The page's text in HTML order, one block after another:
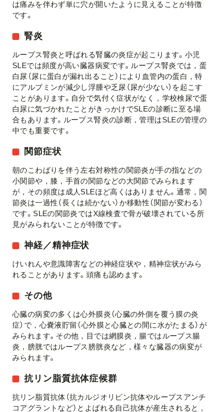
は痛みを伴わず単に穴が開いたように見えることが特徴
です。
腎炎
ループス腎炎と呼ばれる腎臓の炎症が起こります。小児
SLEでは頻度が高い臓器病変です。ループス腎炎では，蛋
白尿（尿に蛋白が漏れ出ること）により血管内の蛋白，特
にアルブミンが減少し浮腫や乏尿（尿が少ない）を起こす
ことがあります。自分で気付く症状がなく，学校検尿で蛋
白尿に気づかれたことがきっかけでSLEの診断に至る場
合もあります。ループス腎炎の診断，管理はSLEの管理の
中でも重要です。
関節症状
朝のこわばりを伴う左右対称性の関節炎が手の指などの
小関節や，膝，手首の関節などの大関節でみられます
が，その頻度は成人SLEほど高くはありません。通常，関
節炎は一過性（長くは続かない）か移動性（関節が変わる）
です。SLEの関節炎ではX線検査で骨が破壊されている所
見がみられないことが特徴です。
神経／精神症状
けいれんや意識障害などの神経症状や，精神症状がみら
れることがあります。頭痛も認めます。
その他
心臓の病変の多くは心外膜炎（心臓の外側を覆う膜の炎
症）で，心嚢液貯留（心外膜と心臓との間に水がたまる）が
みられます。その他，目では網膜炎，腸ではループス腸
炎，膀胱ではループス膀胱炎など，様々な臓器の病変が
みられます。
抗リン脂質抗体症候群
抗リン脂質抗体（抗カルジオリピン抗体やループスアンチ
コアグラントなど）とよばれる自己抗体が産生されると，